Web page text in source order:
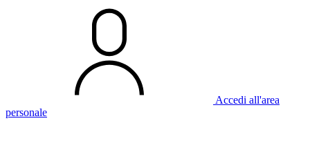
Accedi all'area
personale